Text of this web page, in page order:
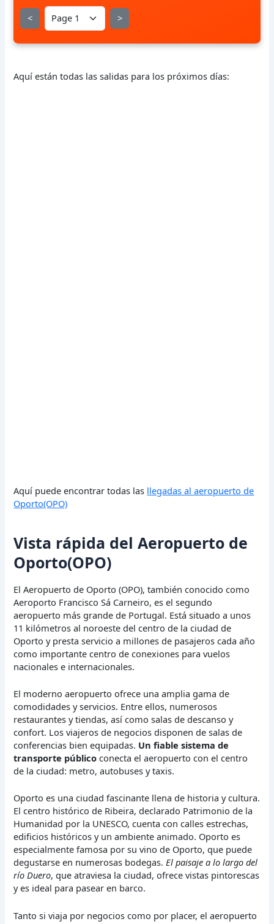
< >
Aquí están todas las salidas para los próximos días:
Aquí puede encontrar todas las llegadas al aeropuerto de
Oporto(OPO)
Vista rápida del Aeropuerto de
Oporto(OPO)
El Aeropuerto de Oporto (OPO), también conocido como
Aeroporto Francisco Sá Carneiro, es el segundo
aeropuerto más grande de Portugal. Está situado a unos
11 kilómetros al noroeste del centro de la ciudad de
Oporto y presta servicio a millones de pasajeros cada año
como importante centro de conexiones para vuelos
nacionales e internacionales.
El moderno aeropuerto ofrece una amplia gama de
comodidades y servicios. Entre ellos, numerosos
restaurantes y tiendas, así como salas de descanso y
confort. Los viajeros de negocios disponen de salas de
conferencias bien equipadas. Un fiable sistema de
transporte público conecta el aeropuerto con el centro
de la ciudad: metro, autobuses y taxis.
Oporto es una ciudad fascinante llena de historia y cultura.
El centro histórico de Ribeira, declarado Patrimonio de la
Humanidad por la UNESCO, cuenta con calles estrechas,
edificios históricos y un ambiente animado. Oporto es
especialmente famosa por su vino de Oporto, que puede
degustarse en numerosas bodegas.El paisaje a lo largo del
río Duero, que atraviesa la ciudad, ofrece vistas pintorescas
y es ideal para pasear en barco.
Tanto si viaja por negocios como por placer, el aeropuerto